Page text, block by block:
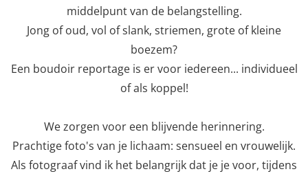
middelpunt van de belangstelling.
Jong of oud, vol of slank, striemen, grote of kleine
boezem?
Een boudoir reportage is er voor iedereen... individueel
of als koppel!
We zorgen voor een blijvende herinnering.
Prachtige foto's van je lichaam: sensueel en vrouwelijk.
Als fotograaf vind ik het belangrijk dat je je voor, tijdens